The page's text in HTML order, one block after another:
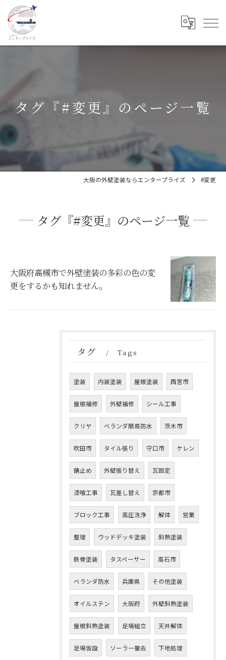
タグ『#変更』のページ一覧
大阪の外壁塗装ならエンタープライズ #変更
タグ『#変更』のページ一覧
大阪府高槻市で外壁塗装の多彩の色の変
更をするかも知れません。
タグ Tags
塗装 内装塗装 屋根塗装 西宮市
屋根補修 外壁補修 シール工事
クリヤ ベランダ簡易防水 茨木市
吹田市 タイル張り 守口市 ケレン
錆止め 外壁張り替え 瓦固定
漆喰工事 瓦差し替え 京都市
ブロック工事 高圧洗浄 解体 営業
整理 ウッドデッキ塗装 斜熱塗装
鉄骨塗装 タスペーサー 高石市
ベランダ防水 兵庫県 その他塗装
オイルステン 大阪府 外壁斜熱塗装
屋根斜熱塗装 足場組立 天井解体
足場仮設 ソーラー撤去 下地処理